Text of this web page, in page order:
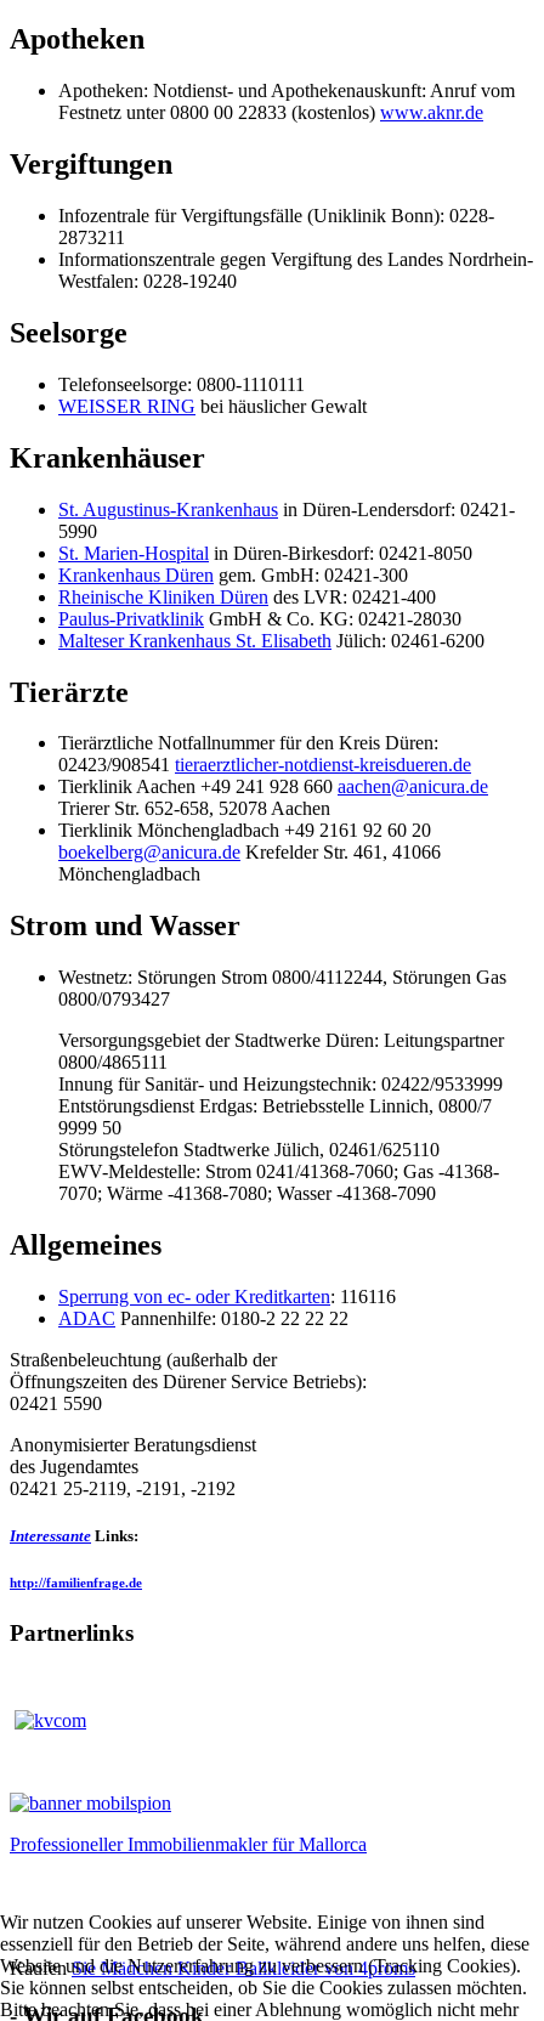
Apotheken
Apotheken: Notdienst- und Apothekenauskunft: Anruf vom
Festnetz unter 0800 00 22833 (kostenlos) www.aknr.de
Vergiftungen
Infozentrale für Vergiftungsfälle (Uniklinik Bonn): 0228-
2873211
Informationszentrale gegen Vergiftung des Landes Nordrhein-
Westfalen: 0228-19240
Seelsorge
Telefonseelsorge: 0800-1110111
WEISSER RING bei häuslicher Gewalt
Krankenhäuser
St. Augustinus-Krankenhaus in Düren-Lendersdorf: 02421-
5990
St. Marien-Hospital in Düren-Birkesdorf: 02421-8050
Krankenhaus Düren gem. GmbH: 02421-300
Rheinische Kliniken Düren des LVR: 02421-400
Paulus-Privatklinik GmbH & Co. KG: 02421-28030
Malteser Krankenhaus St. Elisabeth Jülich: 02461-6200
Tierärzte
Tierärztliche Notfallnummer für den Kreis Düren:
02423/908541 tieraerztlicher-notdienst-kreisdueren.de
Tierklinik Aachen +49 241 928 660 aachen@anicura.de
Trierer Str. 652-658, 52078 Aachen
Tierklinik Mönchengladbach +49 2161 92 60 20
boekelberg@anicura.de Krefelder Str. 461, 41066
Mönchengladbach
Strom und Wasser
Westnetz: Störungen Strom 0800/4112244, Störungen Gas
0800/0793427
Versorgungsgebiet der Stadtwerke Düren: Leitungspartner
0800/4865111
Innung für Sanitär- und Heizungstechnik: 02422/9533999
Entstörungsdienst Erdgas: Betriebsstelle Linnich, 0800/7
9999 50
Störungstelefon Stadtwerke Jülich, 02461/625110
EWV-Meldestelle: Strom 0241/41368-7060; Gas -41368-
7070; Wärme -41368-7080; Wasser -41368-7090
Allgemeines
Sperrung von ec- oder Kreditkarten: 116116
ADAC Pannenhilfe: 0180-2 22 22 22
Straßenbeleuchtung (außerhalb der
Öffnungszeiten des Dürener Service Betriebs):
02421 5590
Anonymisierter Beratungsdienst
des Jugendamtes
02421 25-2119, -2191, -2192
Interessante Links:
http://familienfrage.de
Partnerlinks
Professioneller Immobilienmakler für Mallorca
KaufenSie Mädchen Kinder Ballkleider von 4proms
- Wir auf Facebook
Wir nutzen Cookies auf unserer Website. Einige von ihnen sind
essenziell für den Betrieb der Seite, während andere uns helfen, diese
Website und die Nutzererfahrung zu verbessern (Tracking Cookies).
Sie können selbst entscheiden, ob Sie die Cookies zulassen möchten.
Bitte beachten Sie, dass bei einer Ablehnung womöglich nicht mehr